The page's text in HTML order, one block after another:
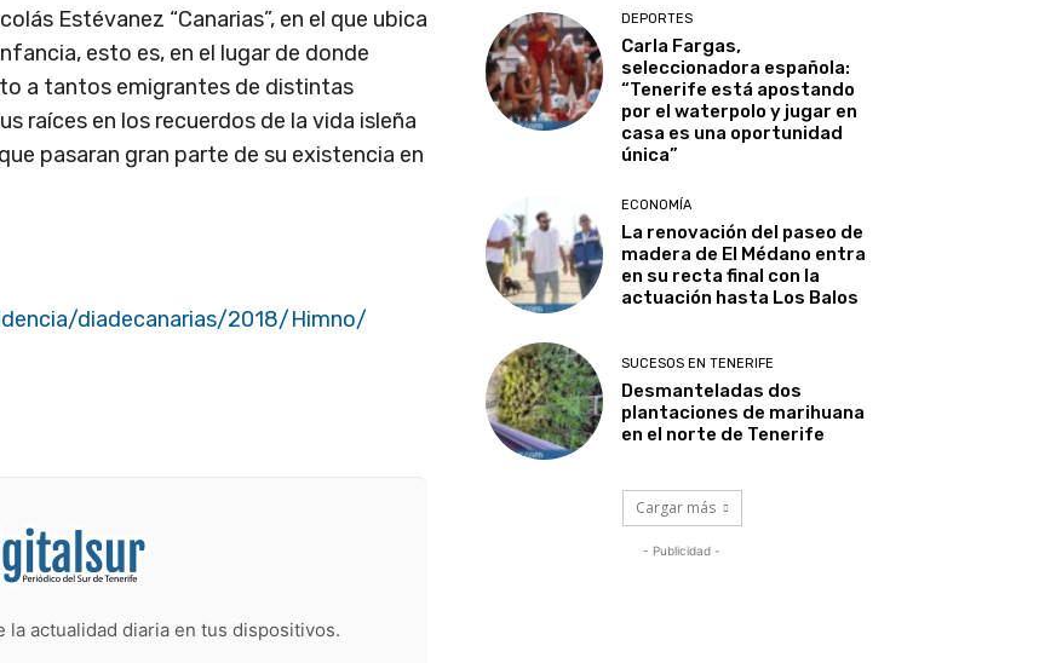
Estévanez “Canarias”, en el que ubica
esto es, en el lugar de donde
a tantos emigrantes de distintas
raíces en los recuerdos de la vida isleña
pasaran gran parte de su existencia en
diadecanarias/2018/Himno/
actualidad diaria en tus dispositivos.
DEPORTES
Carla Fargas,
seleccionadora española:
“Tenerife está apostando
por el waterpolo y jugar en
casa es una oportunidad
única”
ECONOMÍA
La renovación del paseo de
madera de El Médano entra
en su recta final con la
actuación hasta Los Balos
SUCESOS EN TENERIFE
Desmanteladas dos
plantaciones de marihuana
en el norte de Tenerife
Cargar más
- Publicidad -